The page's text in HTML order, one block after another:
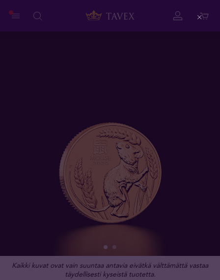
Kaikki kuvat ovat vain suuntaa antavia eivätkä välttämättä vastaa
täydellisesti kyseistä tuotetta.
Close